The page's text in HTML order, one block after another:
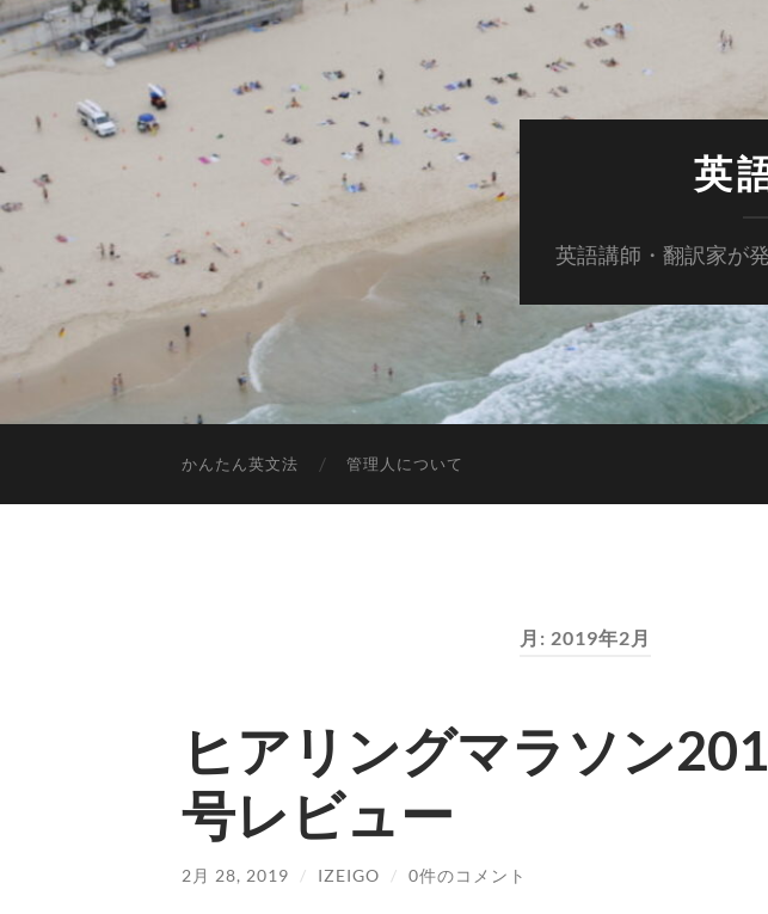
英
英語講師・翻訳家が
かんたん英文法 管理人について
月: 2019年2月
ヒアリングマラソン
号レビュー
2月 28, 2019 / IZEIGO / 0件のコメント